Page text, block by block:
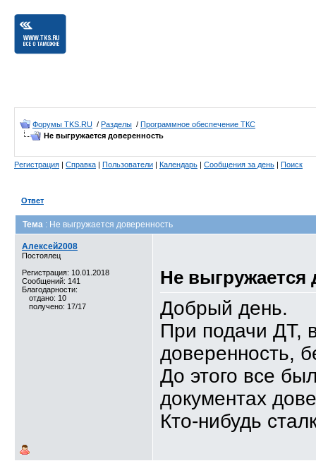
Форумы TKS.RU / Разделы / Программное обеспечение ТКС
Не выгружается доверенность
Регистрация | Справка | Пользователи | Календарь | Сообщения за день | Поиск
Ответ
Тема : Не выгружается доверенность
Алексей2008
Постоялец
Регистрация: 10.01.2018
Сообщений: 141
Благодарности:
отдано: 10
получено: 17/17
Не выгружается
Добрый день.
При подачи ДТ,
доверенность,
До этого все
документах
Кто-нибудь